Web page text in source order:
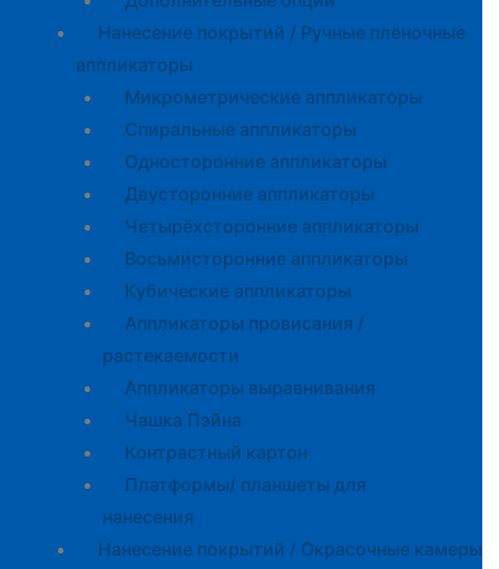
Нанесение покрытий / Ручные пленочные
аппликаторы
Микрометрические аппликаторы
Спиральные аппликаторы
Односторонние аппликаторы
Двусторонние аппликаторы
Четырёхсторонние аппликаторы
Восьмисторонние аппликаторы
Кубические аппликаторы
Аппликаторы провисания /
растекаемости
Аппликаторы выравнивания
Чашка Пэйна
Контрастный картон
Платформы/ планшеты для
нанесения
Нанесение покрытий / Окрасочные камеры